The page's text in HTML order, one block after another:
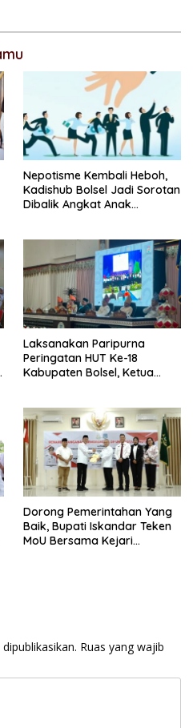
Nepotisme Kembali Heboh,
Kadishub Bolsel Jadi Sorotan
Dibalik Angkat Anak
Laksanakan Paripurna
Peringatan HUT Ke-18
Kabupaten Bolsel, Ketua
Dorong Pemerintahan Yang
Baik, Bupati Iskandar Teken
MoU Bersama Kejari
Ruas yang wajib